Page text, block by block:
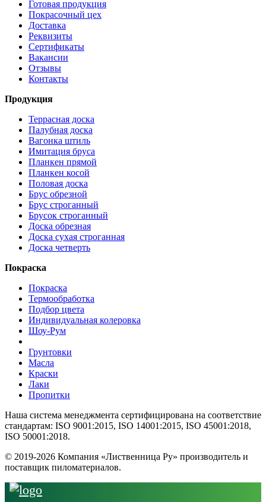
Готовая продукция
Покрасочный цех
Доставка
Реквизиты
Сертификаты
Вакансии
Отзывы
Контакты
Продукция
Террасная доска
Палубная доска
Вагонка штиль
Имитация бруса
Планкен прямой
Планкен косой
Половая доска
Брус обрезной
Брус строганный
Брусок строганный
Доска обрезная
Доска сухая строганная
Доска четверть
Покраска
Покраска
Термообработка
Подбор цвета
Индивидуальная колеровка
Шоу-Рум
Грунтовки
Масла
Краски
Лаки
Пропитки
Наша система менеджмента сертифицирована на соответствие
стандартам: ISO 9001:2015, ISO 14001:2015, ISO 45001:2018,
ISO 50001:2018.
© 2019-2026 Компания «Лиственница Ру» производитель и
поставщик пиломатериалов.